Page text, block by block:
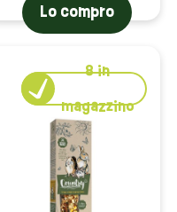
Lo compro
8in
magazzino